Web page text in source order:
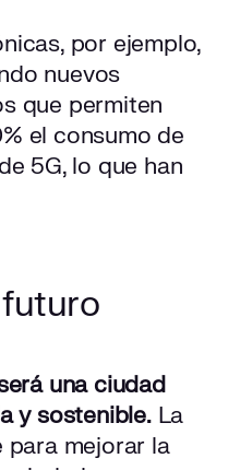
por ejemplo,
nuevos
que permiten
el consumo de
5G, lo que han
una ciudad
y sostenible.La
para mejorar la